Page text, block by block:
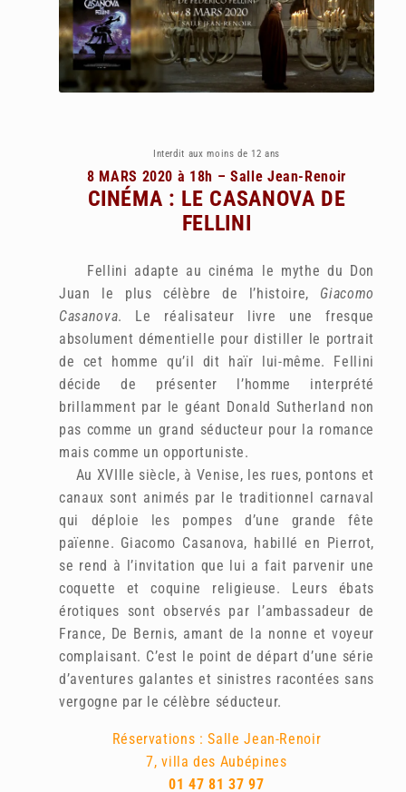
Interdit aux moins de 12 ans
8 MARS 2020 à 18h – Salle Jean-Renoir
CINÉMA : LE CASANOVA DE
FELLINI
Fellini adapte au cinéma le mythe du Don
Juan le plus célèbre de l’histoire, Giacomo
Casanova. Le réalisateur livre une fresque
absolument démentielle pour distiller le portrait
de cet homme qu’il dit haïr lui-même. Fellini
décide de présenter l’homme interprété
brillamment par le géant Donald Sutherland non
pas comme un grand séducteur pour la romance
mais comme un opportuniste.
Au XVIIIe siècle, à Venise, les rues, pontons et
canaux sont animés par le traditionnel carnaval
qui déploie les pompes d’une grande fête
païenne. Giacomo Casanova, habillé en Pierrot,
se rend à l’invitation que lui a fait parvenir une
coquette et coquine religieuse. Leurs ébats
érotiques sont observés par l’ambassadeur de
France, De Bernis, amant de la nonne et voyeur
complaisant. C’est le point de départ d’une série
d’aventures galantes et sinistres racontées sans
vergogne par le célèbre séducteur.
Réservations : Salle Jean-Renoir
7, villa des Aubépines
01 47 81 37 97